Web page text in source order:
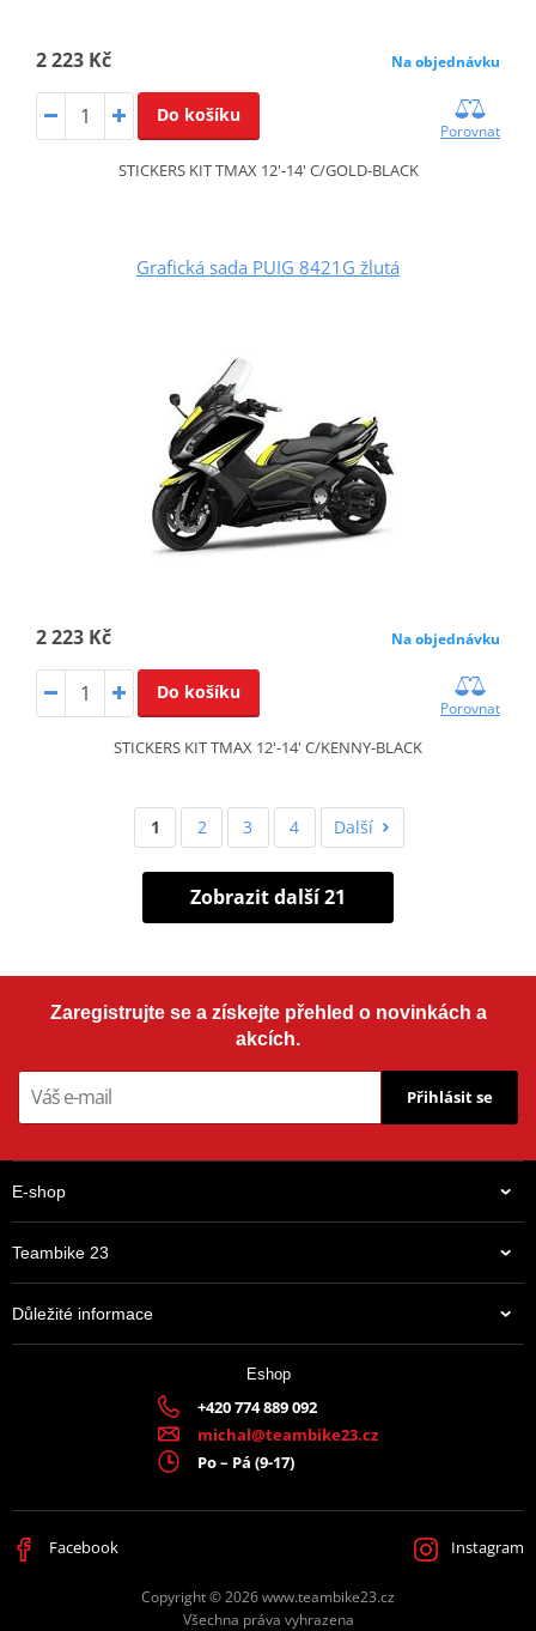
2 223 Kč Na objednávku
Do košíku
Porovnat
STICKERS KIT TMAX 12'-14' C/GOLD-BLACK
Grafická sada PUIG 8421G žlutá
2 223 Kč Na objednávku
Do košíku
Porovnat
STICKERS KIT TMAX 12'-14' C/KENNY-BLACK
1 2 3 4 Další
Zobrazit další 21
Zaregistrujte se a získejte přehled o novinkách a
akcích.
Přihlásit se
E-shop
Teambike 23
Důležité informace
Eshop
+420 774 889 092
michal@teambike23.cz
Po – Pá (9-17)
Facebook Instagram
Copyright © 2026 www.teambike23.cz
Všechna práva vyhrazena